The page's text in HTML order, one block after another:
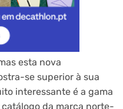
esta nova
se superior à sua
interessante é a gama
da marca norte-